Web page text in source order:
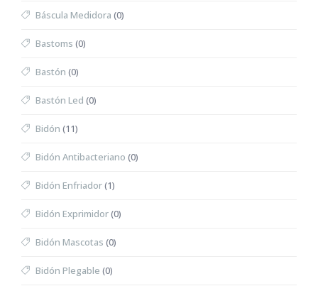
Báscula Medidora (0)
Bastoms (0)
Bastón (0)
Bastón Led (0)
Bidón (11)
Bidón Antibacteriano (0)
Bidón Enfriador(1)
Bidón Exprimidor(0)
Bidón Mascotas (0)
Bidón Plegable (0)